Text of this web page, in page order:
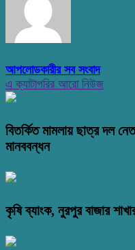
আপলোডকারীর সব সংবাদ
এ ক্যাটাগরির আরো নিউজ
বিতর্কিত মামলায় ছাত্র দল
মানববন্ধন
কৃষি ব্যাংক, নুরপুর বাজার